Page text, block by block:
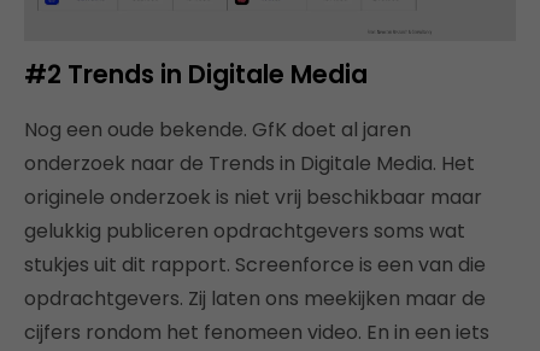
#2 Trends in Digitale Media
Nog een oude bekende. GfK doet al jaren
onderzoek naar de Trends in Digitale Media. Het
originele onderzoek is niet vrij beschikbaar maar
gelukkig publiceren opdrachtgevers soms wat
stukjes uit dit rapport. Screenforce is een van die
opdrachtgevers. Zij laten ons meekijken maar de
cijfers rondom het fenomeen video. En in een iets